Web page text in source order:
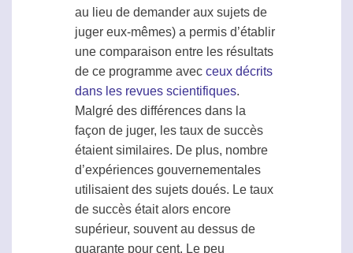
au lieu de demander aux sujets de
juger eux-mêmes) a permis d’établir
une comparaison entre les résultats
de ce programme avec ceux décrits
dans les revues scientifiques.
Malgré des différences dans la
façon de juger, les taux de succès
étaient similaires. De plus, nombre
d’expériences gouvernementales
utilisaient des sujets doués. Le taux
de succès était alors encore
supérieur, souvent au dessus de
quarante pour cent. Le peu